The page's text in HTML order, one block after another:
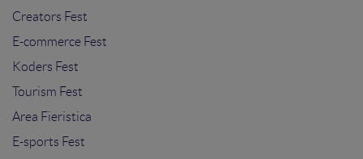
Creators Fest
E-commerce Fest
Koders Fest
Tourism Fest
Area Fieristica
E-sports Fest